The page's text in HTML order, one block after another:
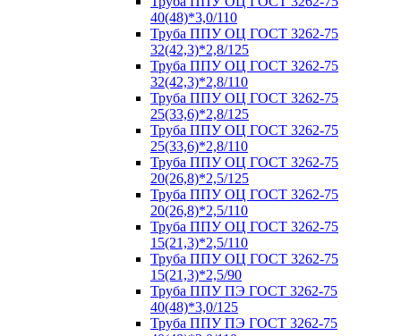
40(48)*3,0/110
Труба ППУ ОЦ ГОСТ 3262-75
32(42,3)*2,8/125
Труба ППУ ОЦ ГОСТ 3262-75
32(42,3)*2,8/110
Труба ППУ ОЦ ГОСТ 3262-75
25(33,6)*2,8/125
Труба ППУ ОЦ ГОСТ 3262-75
25(33,6)*2,8/110
Труба ППУ ОЦ ГОСТ 3262-75
20(26,8)*2,5/125
Труба ППУ ОЦ ГОСТ 3262-75
20(26,8)*2,5/110
Труба ППУ ОЦ ГОСТ 3262-75
15(21,3)*2,5/110
Труба ППУ ОЦ ГОСТ 3262-75
15(21,3)*2,5/90
Труба ППУ ПЭ ГОСТ 3262-75
40(48)*3,0/125
Труба ППУ ПЭ ГОСТ 3262-75